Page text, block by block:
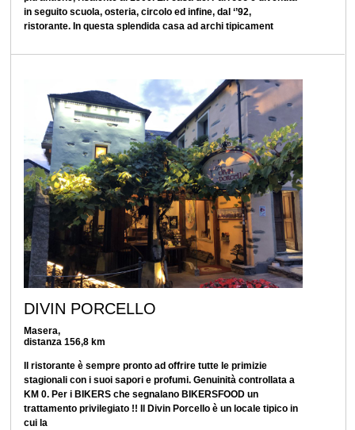
in seguito scuola, osteria, circolo ed infine, dal ‘’92,
ristorante. In questa splendida casa ad archi tipicament
DIVIN PORCELLO
Masera,
distanza 156,8 km
Il ristorante è sempre pronto ad offrire tutte le primizie
stagionali con i suoi sapori e profumi. Genuinità controllata a
KM 0. Per i BIKERS che segnalano BIKERSFOOD un
trattamento privilegiato !! Il Divin Porcello è un locale tipico in
cui la